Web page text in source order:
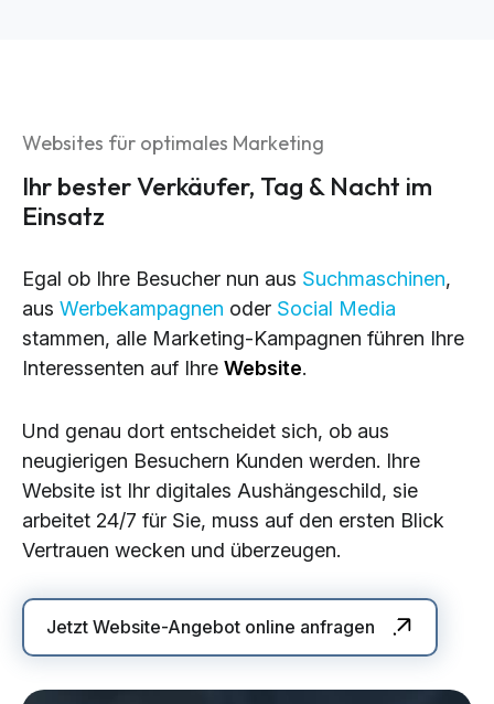
Websites für optimales Marketing
Ihr bester Verkäufer, Tag & Nacht im
Einsatz
Egal ob Ihre Besucher nun aus Suchmaschinen,
aus Werbekampagnen oder Social Media
stammen, alle Marketing-Kampagnen führen Ihre
Interessenten auf Ihre Website.
Und genau dort entscheidet sich, ob aus
neugierigen Besuchern Kunden werden. Ihre
Website ist Ihr digitales Aushängeschild, sie
arbeitet 24/7 für Sie, muss auf den ersten Blick
Vertrauen wecken und überzeugen.
Jetzt Website-Angebot online anfragen